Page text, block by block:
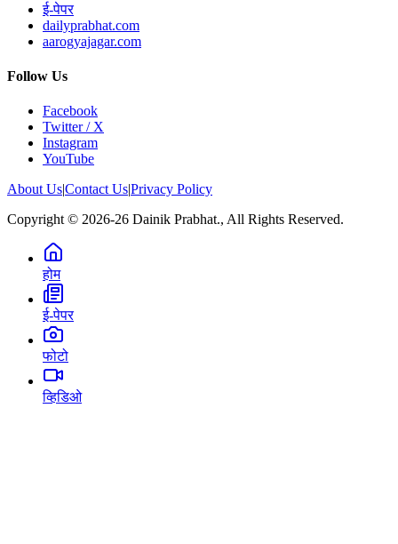
ई-पेपर
dailyprabhat.com
aarogyajagar.com
Follow Us
Facebook
Twitter / X
Instagram
YouTube
About Us|Contact Us|Privacy Policy
Copyright © 2026-26 Dainik Prabhat., All Rights Reserved.
होम
ई-पेपर
फोटो
व्हिडिओ